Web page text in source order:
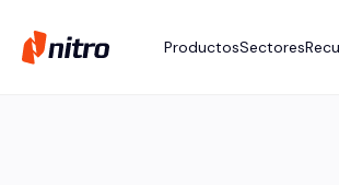
ProductosSectores